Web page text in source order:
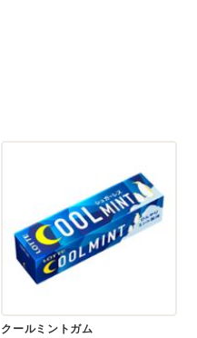
クールミントガム